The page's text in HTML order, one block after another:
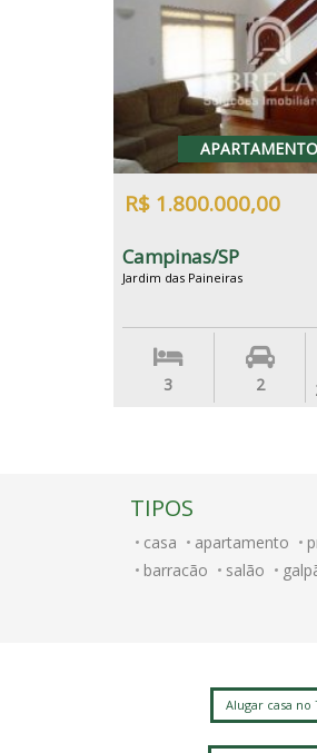
APARTAMENTO
R$ 1.800.000,00
Campinas/SP
Jardim das Paineiras
3 2
TIPOS
casa apartamento
barracão
salão
Alugar casa no